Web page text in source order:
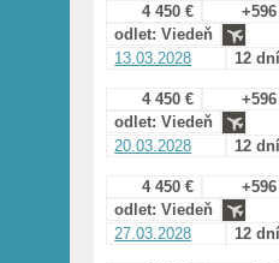
4 450 €
odlet: Viedeň
13.03.2028
12 dní
4 450 €
odlet: Viedeň
20.03.2028
12 dní
4 450 €
odlet: Viedeň
27.03.2028
12 dní